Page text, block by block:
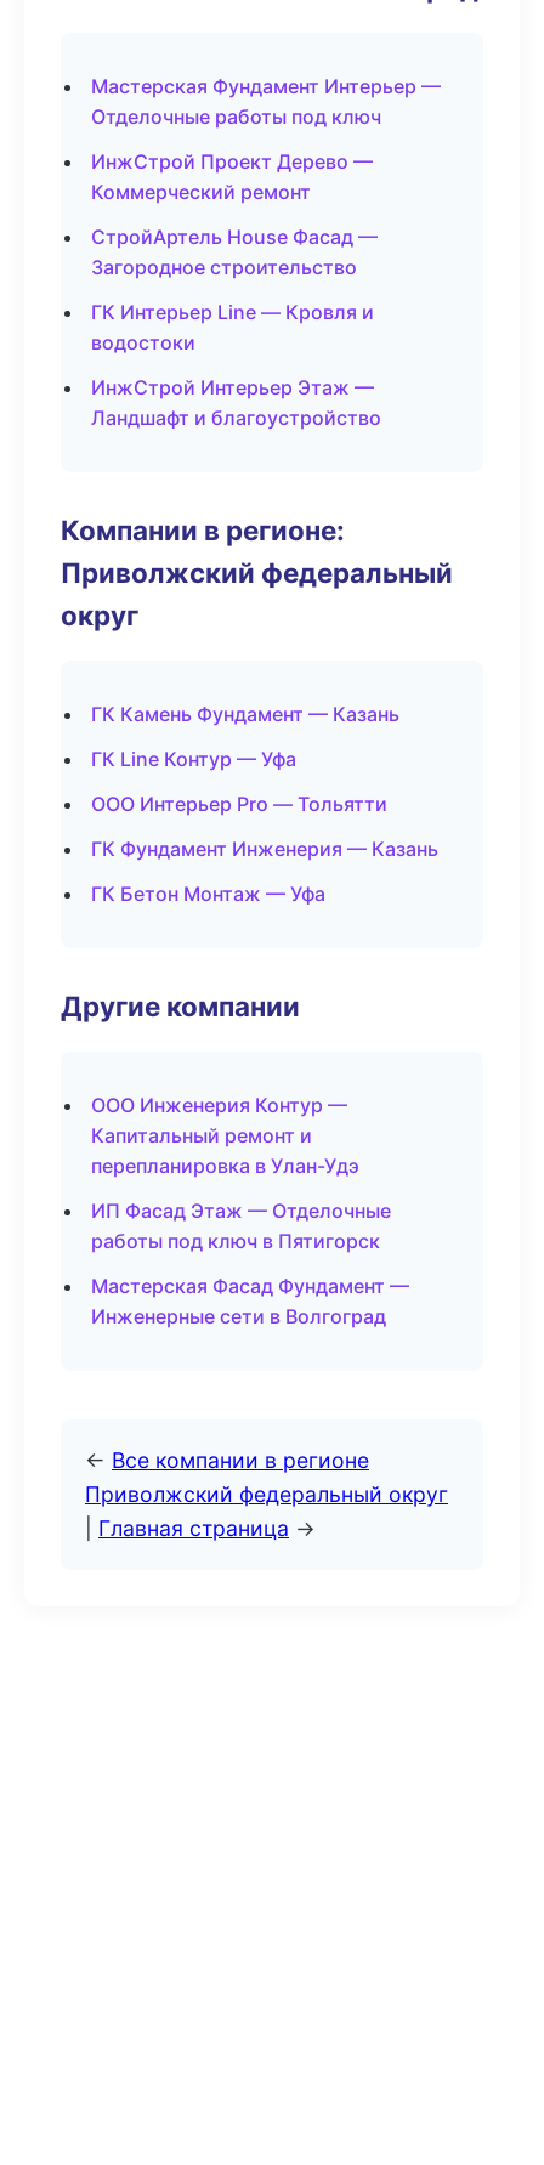
Мастерская Фундамент Интерьер —
Отделочные работы под ключ
ИнжСтрой Проект Дерево —
Коммерческий ремонт
СтройАртель House Фасад —
Загородное строительство
ГК Интерьер Line — Кровля и
водостоки
ИнжСтрой Интерьер Этаж —
Ландшафт и благоустройство
Компании в регионе:
Приволжский федеральный
округ
ГК Камень Фундамент — Казань
ГК Line Контур — Уфа
ООО Интерьер Pro — Тольятти
ГК Фундамент Инженерия — Казань
ГК Бетон Монтаж — Уфа
Другие компании
ООО Инженерия Контур —
Капитальный ремонт и
перепланировка в Улан-Удэ
ИП Фасад Этаж — Отделочные
работы под ключ в Пятигорск
Мастерская Фасад Фундамент —
Инженерные сети в Волгоград
← Все компании в регионе
Приволжский федеральный округ
Главная страница →